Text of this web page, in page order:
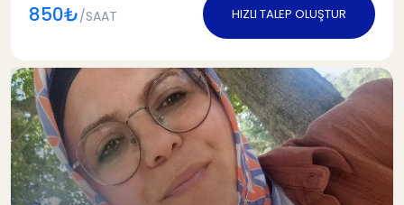
850₺/SAAT HIZLI TALEP OLUŞTUR